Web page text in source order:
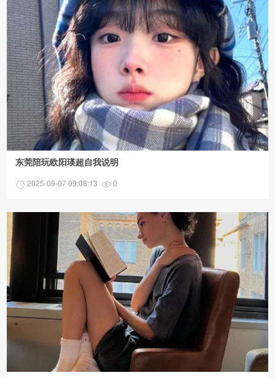
东莞陪玩欧阳瑛超自我说明
2025-09-07 09:08:13 0